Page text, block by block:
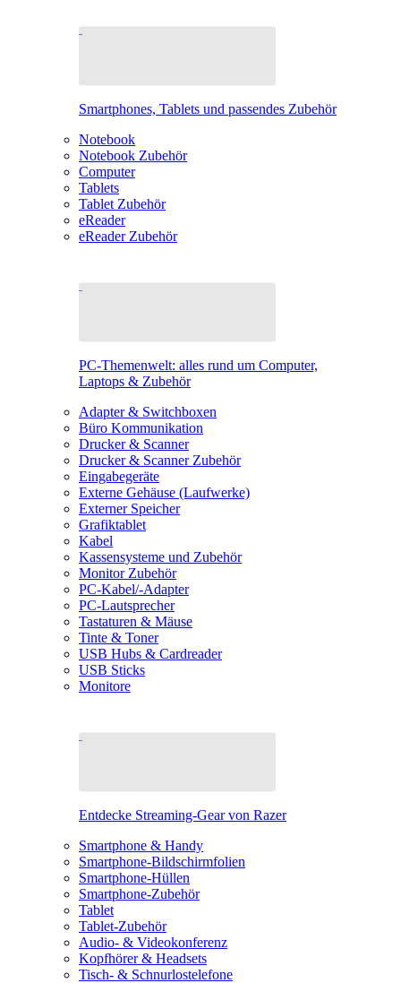
Smartphones, Tablets und passendes Zubehör
Notebook
Notebook Zubehör
Computer
Tablets
Tablet Zubehör
eReader
eReader Zubehör
PC-Themenwelt: alles rund um Computer,
Laptops & Zubehör
Adapter & Switchboxen
Büro Kommunikation
Drucker & Scanner
Drucker & Scanner Zubehör
Eingabegeräte
Externe Gehäuse (Laufwerke)
Externer Speicher
Grafiktablet
Kabel
Kassensysteme und Zubehör
Monitor Zubehör
PC-Kabel/-Adapter
PC-Lautsprecher
Tastaturen & Mäuse
Tinte & Toner
USB Hubs & Cardreader
USB Sticks
Monitore
Entdecke Streaming-Gear von Razer
Smartphone & Handy
Smartphone-Bildschirmfolien
Smartphone-Hüllen
Smartphone-Zubehör
Tablet
Tablet-Zubehör
Audio- & Videokonferenz
Kopfhörer & Headsets
Tisch- & Schnurlostelefone